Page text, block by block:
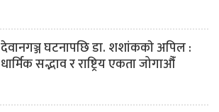
देवानगञ्ज घटनापछि डा. शशांककाे अपिल :
धार्मिक सद्भाव र राष्ट्रिय एकता जोगाऔँ